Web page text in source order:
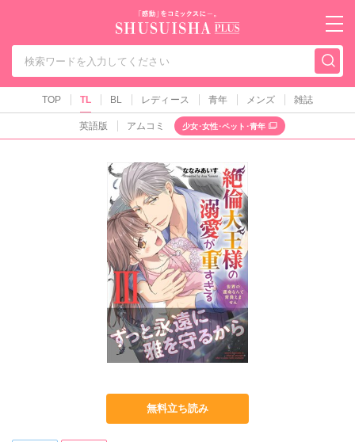
秋水社PLUS（テ
TOP TL BL レディース 青年 メンズ 雑誌
英語版 アムコミ 少女･女性･ペット･青年
無料立ち読み